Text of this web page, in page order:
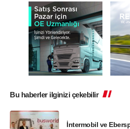
Bu haberler ilginizi çekebilir
İntermobil ve